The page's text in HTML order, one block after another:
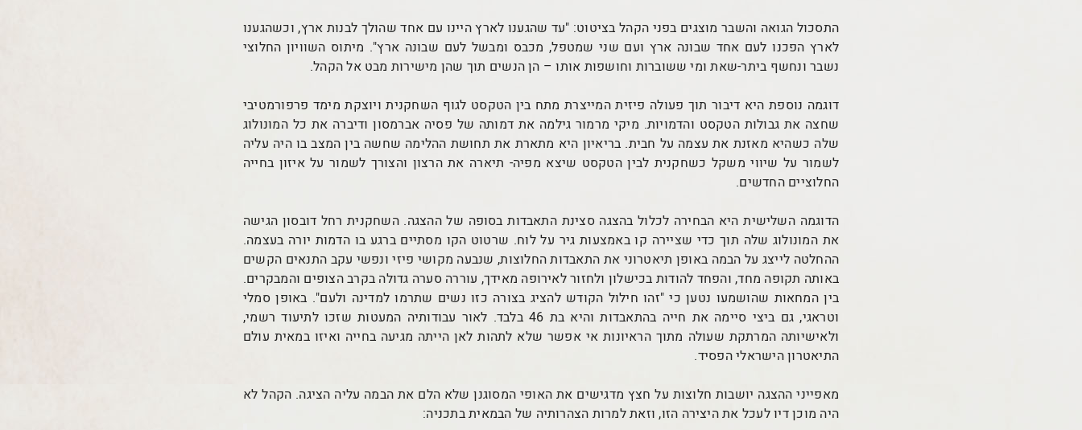
התסכול הגואה והשבר מוצגים בפני הקהל בציטוט: "עד שהגענו לארץ היינו עם אחד שהולך לבנות ארץ, וכשהגענו
לארץ הפכנו לעם אחד שבונה ארץ ועם שני שמטפל, מכבס ומבשל לעם שבונה ארץ". מיתוס השוויון החלוצי
נשבר ונחשף ביתר-שאת ומי ששוברות וחושפות אותו – הן הנשים תוך שהן מישירות מבט אל הקהל.
דוגמה נוספת היא דיבור תוך פעולה פיזית המייצרת מתח בין הטקסט לגוף השחקנית ויוצקת מימד פרפורמטיבי
שחצה את גבולות הטקסט והדמויות. מיקי מרמור גילמה את דמותה של פסיה אברמסון ודיברה את כל המונולוג
שלה כשהיא מאזנת את עצמה על חבית. בריאיון היא מתארת את תחושת ההלימה שחשה בין המצב בו היה עליה
לשמור על שיווי משקל כשחקנית לבין הטקסט שיצא מפיה- תיארה את הרצון והצורך לשמור על איזון בחייה
החלוציים החדשים.
הדוגמה השלישית היא הבחירה לכלול בהצגה סצינת התאבדות בסופה של ההצגה. השחקנית רחל דובסון הגישה
את המונולוג שלה תוך כדי שציירה קו באמצעות גיר על לוח. שרטוט הקו מסתיים ברגע בו הדמות יורה בעצמה.
ההחלטה לייצג על הבמה באופן תיאטרוני את התאבדות החלוצות, שנבעה מקושי פיזי ונפשי עקב התנאים הקשים
באותה תקופה מחד, והפחד להודות בכישלון ולחזור לאירופה מאידך, עוררה סערה גדולה בקרב הצופים והמבקרים.
בין המחאות שהושמעו נטען כי "זהו חילול הקודש להציג בצורה כזו נשים שתרמו למדינה ולעם". באופן סמלי
וטראגי, גם ביצי סיימה את חייה בהתאבדות והיא בת 46 בלבד. לאור עבודותיה המעטות שזכו לתיעוד רשמי,
ולאישיותה המרתקת שעולה מתוך הראיונות אי אפשר שלא לתהות לאן הייתה מגיעה בחייה ואיזו במאית עולם
התיאטרון הישראלי הפסיד.
מאפייני ההצגה יושבות חלוצות על חצץ מדגישים את האופי המסוגנן שלא הלם את הבמה עליה הציגה. הקהל לא
היה מוכן דיו לעכל את היצירה הזו, וזאת למרות הצהרותיה של הבמאית בתכניה: